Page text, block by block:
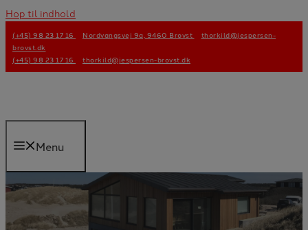
Hop til indhold
(+45) 98 23 17 16 Nordvangsvej 9a, 9460 Brovst
thorkild@jespersen-
brovst.dk
(+45) 98 23 17 16
thorkild@jespersen-brovst.dk
Menu